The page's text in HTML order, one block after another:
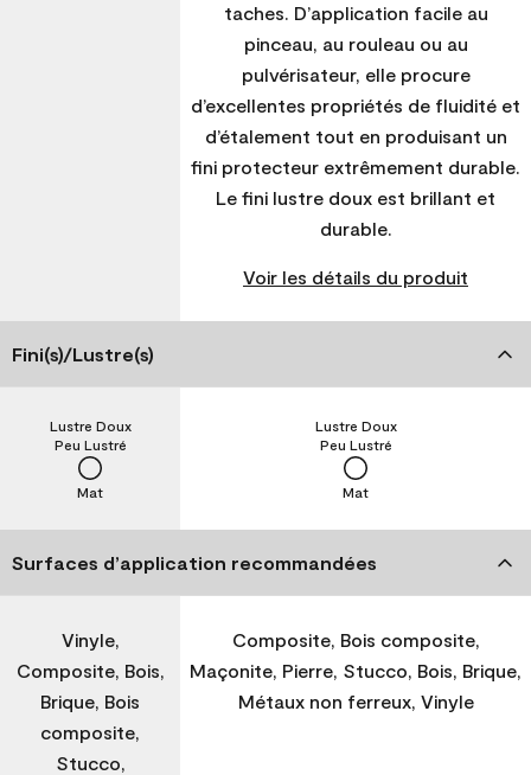
taches. D’application facile au
pinceau, au rouleau ou au
pulvérisateur, elle procure
d’excellentes propriétés de fluidité et
d’étalement tout en produisant un
fini protecteur extrêmement durable.
Le fini lustre doux est brillant et
durable.
Voir les détails du produit
Fini(s)/Lustre(s)
Mat
Peu Lustré
Lustre Doux
Mat
Peu Lustré
Lustre Doux
Surfaces d’application recommandées
Vinyle,
Composite, Bois,
Brique, Bois
composite,
Stucco,
Composite, Bois composite,
Maçonite, Pierre, Stucco, Bois, Brique,
Métaux non ferreux, Vinyle